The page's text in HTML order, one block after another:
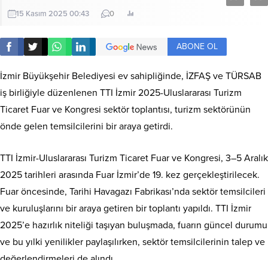
15 Kasım 2025 00:43 0
ABONE OL
İzmir Büyükşehir Belediyesi ev sahipliğinde, İZFAŞ ve TÜRSAB
iş birliğiyle düzenlenen TTI İzmir 2025-Uluslararası Turizm
Ticaret Fuar ve Kongresi sektör toplantısı, turizm sektörünün
önde gelen temsilcilerini bir araya getirdi.
TTI İzmir-Uluslararası Turizm Ticaret Fuar ve Kongresi, 3–5 Aralık
2025 tarihleri arasında Fuar İzmir’de 19. kez gerçekleştirilecek.
Fuar öncesinde, Tarihi Havagazı Fabrikası’nda sektör temsilcileri
ve kuruluşlarını bir araya getiren bir toplantı yapıldı. TTI İzmir
2025’e hazırlık niteliği taşıyan buluşmada, fuarın güncel durumu
ve bu yılki yenilikler paylaşılırken, sektör temsilcilerinin talep ve